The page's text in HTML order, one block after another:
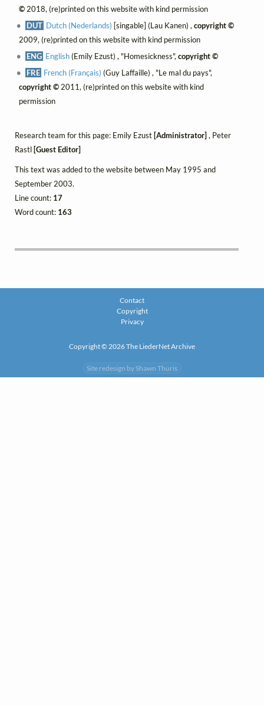
©2018, (re)printed on this website with kind permission
DUT Dutch (Nederlands) [singable] (Lau Kanen) ,copyright ©
2009, (re)printed on this website with kind permission
ENG English(Emily Ezust) , "Homesickness",copyright ©
FRE French (Français) (Guy Laffaille) , "Le mal du pays",
copyright ©2011, (re)printed on this website with kind
permission
Research team for this page: Emily Ezust [Administrator] , Peter
Rastl [Guest Editor]
This text was added to the website between May 1995 and
September 2003.
Line count: 17
Word count: 163
Contact
Copyright
Privacy
Copyright © 2026 The LiederNet Archive
Site redesign by Shawn Thuris